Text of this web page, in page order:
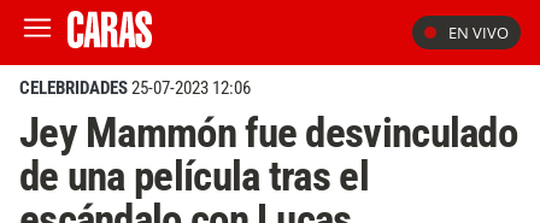
EN VIVO
CELEBRIDADES25-07-2023 12:06
Jey Mammón fue desvinculado
de una película tras el